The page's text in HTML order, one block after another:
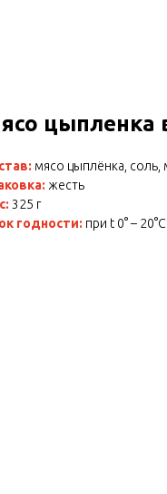
цыпленка
мясо цыплёнка,
жесть
325 г
годности: при t 0° –